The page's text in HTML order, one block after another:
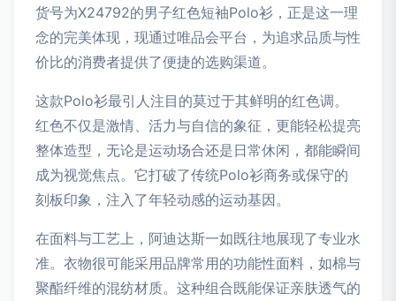
货号为X24792的男子红色短袖Polo衫，正是这一理
念的完美体现，现通过唯品会平台，为追求品质与性
价比的消费者提供了便捷的选购渠道。
这款Polo衫最引人注目的莫过于其鲜明的红色调。
红色不仅是激情、活力与自信的象征，更能轻松提亮
整体造型，无论是运动场合还是日常休闲，都能瞬间
成为视觉焦点。它打破了传统Polo衫商务或保守的
刻板印象，注入了年轻动感的运动基因。
在面料与工艺上，阿迪达斯一如既往地展现了专业水
准。衣物很可能采用品牌常用的功能性面料，如棉与
聚酯纤维的混纺材质。这种组合既能保证亲肤透气的